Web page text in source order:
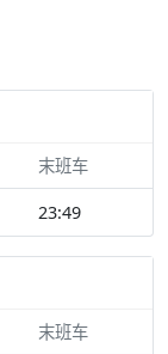
末班车
23:49
末班车